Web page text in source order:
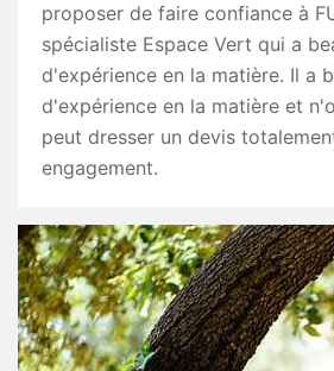
proposer de faire confiance à
spécialiste Espace Vert qui a
d'expérience en la matière. Il a
d'expérience en la matière et
peut dresser un devis
engagement.